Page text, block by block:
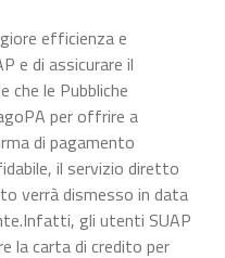
efficienza e
e di assicurare il
che le Pubbliche
per offrire a
di pagamento
il servizio diretto
verrà dismesso in data
gli utenti SUAP
la carta di credito per